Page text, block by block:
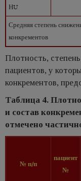
НU
Средняя степень
конкрементов
Плотность,
пациентов, у
конкрементов,
Таблица 4.
и состав
отмечено
№ п/п
пациент
№